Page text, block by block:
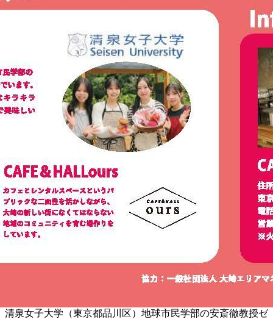
清泉女子大学（東京都品川区）地球市民学部の安斎徹教授ゼ